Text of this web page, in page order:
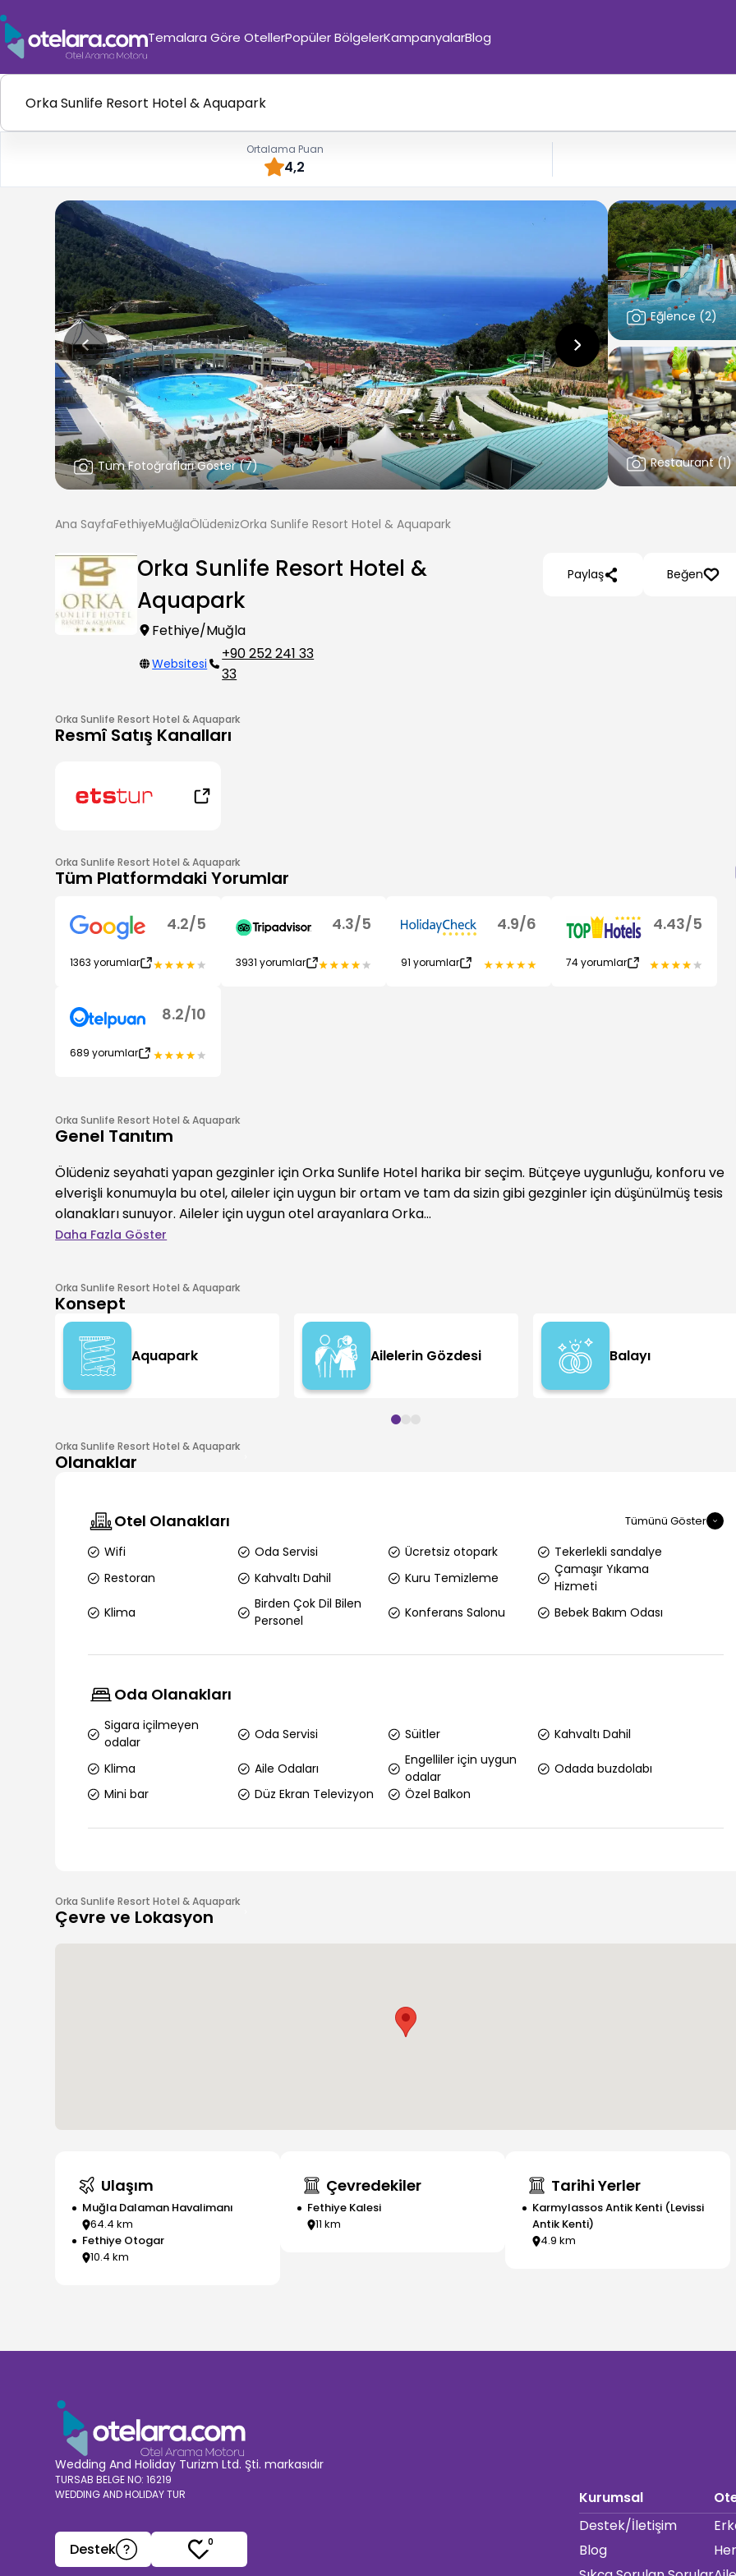
Temalara Göre OtellerPopüler BölgelerKampanyalarBlog
Ortalama Puan
4,2
Tüm Fotoğrafları Göster(7)
Eğlence(2)
Restaurant(1)
Ana SayfaFethiyeMuğlaÖlüdenizOrka Sunlife Resort Hotel & Aquapark
Orka Sunlife Resort Hotel &
Aquapark
Fethiye/Muğla
Websitesi
+90 252 241 33
33
Paylaş Beğen
Orka Sunlife Resort Hotel & Aquapark
Resmî Satış Kanalları
Orka Sunlife Resort Hotel & Aquapark
Tüm Platformdaki Yorumlar
1363 yorumlar
4.2/5
3931 yorumlar
4.3/5
91 yorumlar
4.9/6
74yorumlar
4.43/5
689 yorumlar
8.2/10
Orka Sunlife Resort Hotel & Aquapark
Genel Tanıtım
Ölüdeniz seyahati yapan gezginler için Orka Sunlife Hotel harika bir seçim. Bütçeye uygunluğu, konforu ve
elverişli konumuyla bu otel, aileler için uygun bir ortam ve tam da sizin gibi gezginler için düşünülmüş tesis
olanakları sunuyor. Aileler için uygun otel arayanlara Orka...
Daha Fazla Göster
Orka Sunlife Resort Hotel & Aquapark
Konsept
Aquapark Ailelerin Gözdesi Balayı
Orka Sunlife Resort Hotel & Aquapark
Olanaklar
Otel Olanakları Tümünü Göster
Wifi Oda Servisi Ücretsiz otopark
Tekerlekli sandalye
Restoran
Kahvaltı Dahil Kuru Temizleme
Çamaşır Yıkama
Hizmeti
Klima
Birden Çok Dil Bilen
Personel
Konferans Salonu Bebek Bakım Odası
Oda Olanakları
Sigara içilmeyen
odalar
Oda Servisi Süitler Kahvaltı Dahil
Klima Aile Odaları
Engelliler için uygun
odalar
Odada buzdolabı
Mini bar
Düz Ekran Televizyon Özel Balkon
Orka Sunlife Resort Hotel & Aquapark
Çevre ve Lokasyon
Ulaşım
Muğla Dalaman Havalimanı
64.4 km
Fethiye Otogar
10.4 km
Çevredekiler
Fethiye Kalesi
11 km
Tarihi Yerler
Karmylassos Antik Kenti (Levissi
Antik Kenti)
4.9 km
Wedding And Holiday Turizm Ltd. Şti. markasıdır
TURSAB BELGE NO: 16219
WEDDING AND HOLIDAY TUR
Destek 0
Kurumsal
Destek/İletişim
Blog